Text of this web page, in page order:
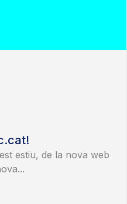
estiu, de la nova web